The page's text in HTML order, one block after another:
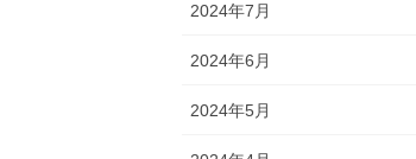
2024年7月
2024年6月
2024年5月